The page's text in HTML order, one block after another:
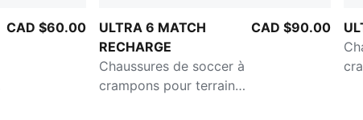
CAD $60.00
ULTRA 6 MATCH
RECHARGE
Chaussures de soccer à
crampons pour terrain
CAD $90.00